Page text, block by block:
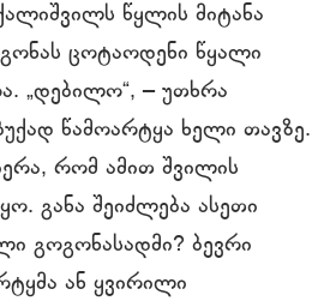
წყლის მიტანა
ცოტაოდენი წყალი
„დებილო“, ‒ უთხრა
წამოარტყა ხელი თავზე.
რომ ამით შვილის
განა შეიძლება ასეთი
გოგონასადმი? ბევრი
ან ყვირილი